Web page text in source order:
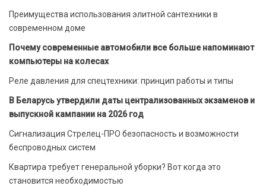
Преимущества использования элитной сантехники в
современном доме
Почему современные автомобили все больше напоминают
компьютеры на колесах
Реле давления для спецтехники: принцип работы и типы
В Беларусь утвердили даты централизованных экзаменов и
выпускной кампании на 2026 год
Сигнализация Стрелец-ПРО безопасность и возможности
беспроводных систем
Квартира требует генеральной уборки? Вот когда это
становится необходимостью